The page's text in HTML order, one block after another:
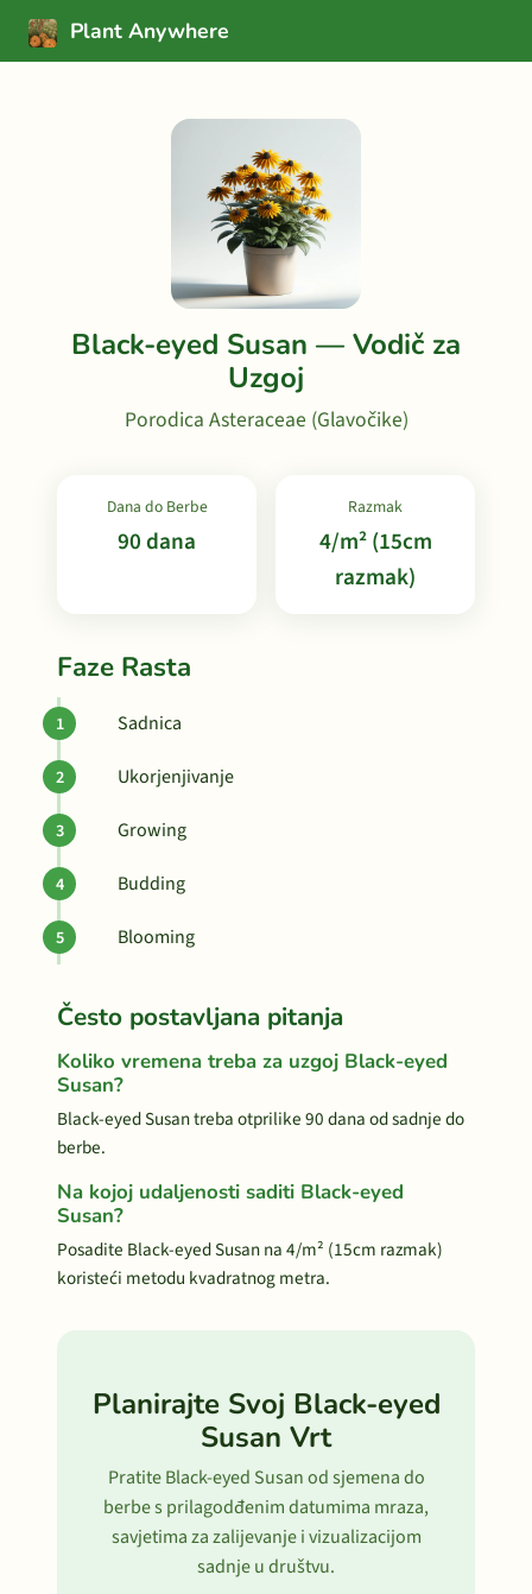
Plant Anywhere
Black-eyed Susan — Vodič za
Uzgoj
Porodica Asteraceae (Glavočike)
Dana do Berbe
90 dana
Razmak
4/m² (15cm
razmak)
Faze Rasta
Sadnica
Ukorjenjivanje
Growing
Budding
Blooming
Često postavljana pitanja
Koliko vremena treba za uzgoj Black-eyed
Susan?
Black-eyed Susan treba otprilike 90 dana od sadnje do
berbe.
Na kojoj udaljenosti saditi Black-eyed
Susan?
Posadite Black-eyed Susan na 4/m² (15cm razmak)
koristeći metodu kvadratnog metra.
Planirajte Svoj Black-eyed
Susan Vrt
Pratite Black-eyed Susan od sjemena do
berbe s prilagodđenim datumima mraza,
savjetima za zalijevanje i vizualizacijom
sadnje u društvu.